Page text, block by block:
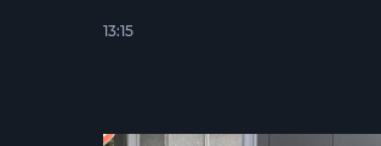
13:15